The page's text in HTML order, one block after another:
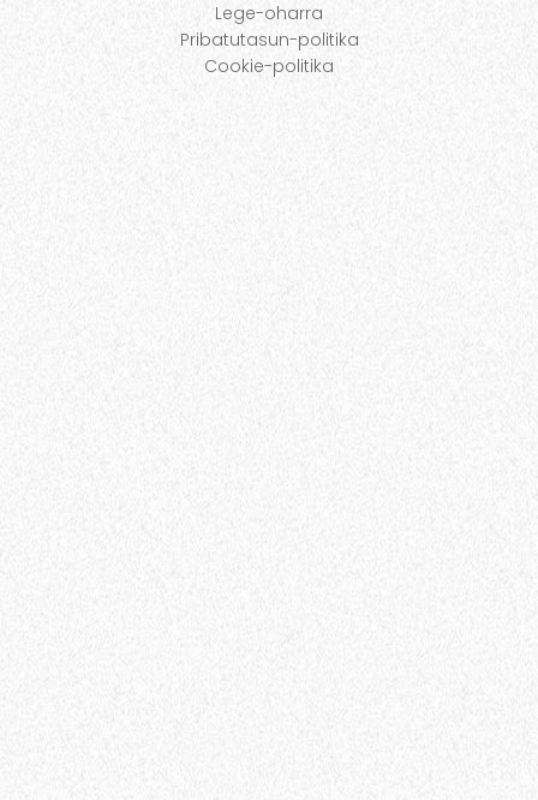
Lege-oharra
Pribatutasun-politika
Cookie-politika